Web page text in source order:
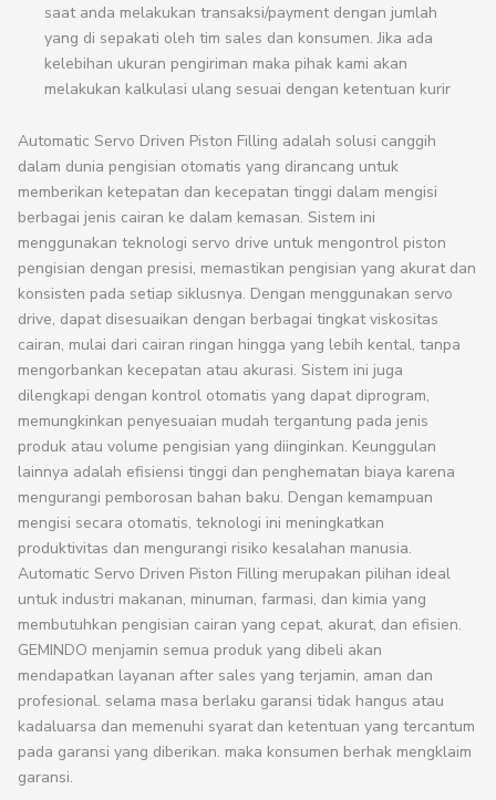
saat anda melakukan transaksi/payment dengan jumlah
yang di sepakati oleh tim sales dan konsumen. Jika ada
kelebihan ukuran pengiriman maka pihak kami akan
melakukan kalkulasi ulang sesuai dengan ketentuan kurir
Automatic Servo Driven Piston Filling adalah solusi canggih
dalam dunia pengisian otomatis yang dirancang untuk
memberikan ketepatan dan kecepatan tinggi dalam mengisi
berbagai jenis cairan ke dalam kemasan. Sistem ini
menggunakan teknologi servo drive untuk mengontrol piston
pengisian dengan presisi, memastikan pengisian yang akurat dan
konsisten pada setiap siklusnya. Dengan menggunakan servo
drive, dapat disesuaikan dengan berbagai tingkat viskositas
cairan, mulai dari cairan ringan hingga yang lebih kental, tanpa
mengorbankan kecepatan atau akurasi. Sistem ini juga
dilengkapi dengan kontrol otomatis yang dapat diprogram,
memungkinkan penyesuaian mudah tergantung pada jenis
produk atau volume pengisian yang diinginkan. Keunggulan
lainnya adalah efisiensi tinggi dan penghematan biaya karena
mengurangi pemborosan bahan baku. Dengan kemampuan
mengisi secara otomatis, teknologi ini meningkatkan
produktivitas dan mengurangi risiko kesalahan manusia.
Automatic Servo Driven Piston Filling merupakan pilihan ideal
untuk industri makanan, minuman, farmasi, dan kimia yang
membutuhkan pengisian cairan yang cepat, akurat, dan efisien.
GEMINDO menjamin semua produk yang dibeli akan
mendapatkan layanan after sales yang terjamin, aman dan
profesional. selama masa berlaku garansi tidak hangus atau
kadaluarsa dan memenuhi syarat dan ketentuan yang tercantum
pada garansi yang diberikan. maka konsumen berhak mengklaim
garansi.